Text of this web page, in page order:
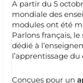
A partir du 5
mondiale des
modules ont été
Parlons français, le
dédié à
l’apprentissage du
Conçues pour un